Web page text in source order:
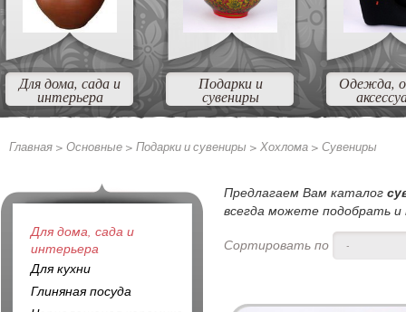
Для дома, сада и
интерьера
Подарки и
сувениры
Одежда,
Главная > Основные > Подарки и сувениры > Хохлома > Сувениры
Предлагаем Вам каталог
всегда можете подобрать и
Сортировать по
-
Для дома, сада и
интерьера
Для кухни
Глиняная посуда